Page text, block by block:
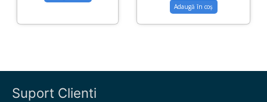
Adaugă în coș
Suport Clienti